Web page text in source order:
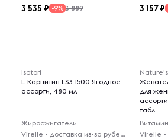
3 535 -9% 3 889 3 157
Isatori
L-Карнитин LS3 1500 Ягодное
ассорти, 480 мл
Жиросжигатели
Virelle - доставка из-за рубежа
для
табл